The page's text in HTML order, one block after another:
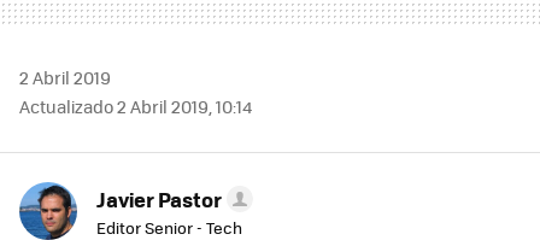
2 Abril 2019
Actualizado 2 Abril 2019, 10:14
Javier Pastor
Editor Senior - Tech